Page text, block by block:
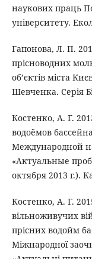
наукових праць
університету.
Гапонова, Л. П.
прісноводних
об’єктів міста
Шевченка. Серія
Костенко, А. Г.
водоёмов
Международной
«Актуальные
октября 2013 г.).
Костенко, А. Г.
вільноживучих
прісних водойм
Міжнародної